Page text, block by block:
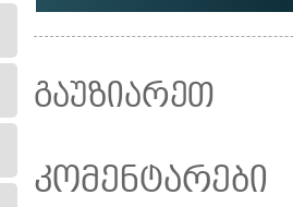
გაუზიარეთ
კომენტარები